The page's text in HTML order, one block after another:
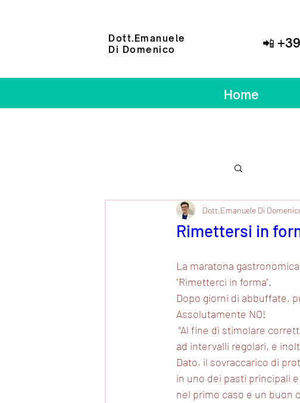
Dott.Emanuele
Di Domenico
📲 +39
Home
Rimettersi in
Dott.Emanuele Di
La maratona
"Rimetterci in forma".
Dopo giorni di abbuffate,
Assolutamente NO!
“Al fine di stimolare
ad intervalli regolari, e
Dato, il sovraccarico di
in uno dei pasti principali
nel primo caso e un buon